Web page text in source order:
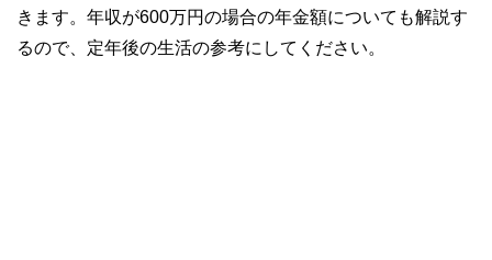
きます。年収が600万円の場合の年金額についても解説す
るので、定年後の生活の参考にしてください。